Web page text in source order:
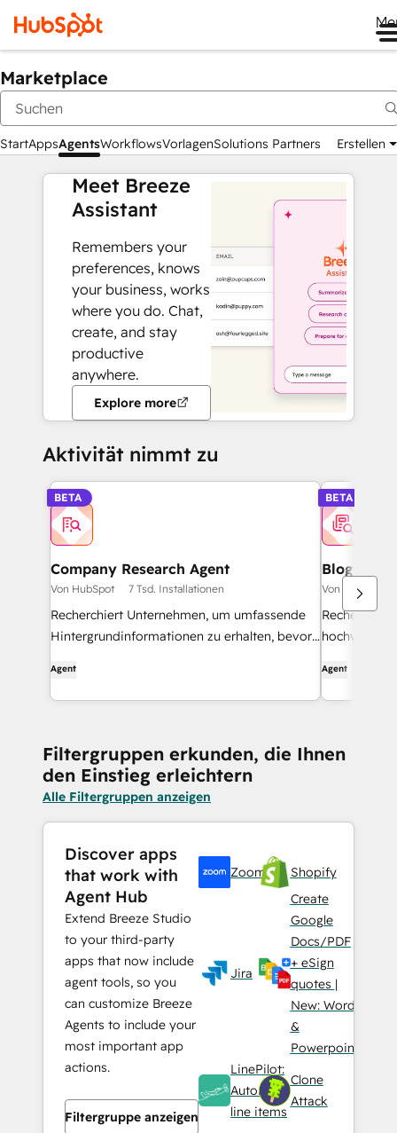
Marketplace
StartAppsAgentsWorkflowsVorlagenSolutions Partners Erstellen
Meet Breeze
Assistant
Remembers your
preferences, knows
your business, works
where you do. Chat,
create, and stay
productive
anywhere.
Explore more
Aktivität nimmt zu
BETA
Company Research Agent
Von HubSpot 7 Tsd. Installationen
Recherchiert Unternehmen, um umfassende
Hintergrundinformationen zu erhalten, bevor
Agent
BETA
Blog
Von HubSpot
Agent
Filtergruppen erkunden, die Ihnen
den Einstieg erleichtern
Alle Filtergruppen anzeigen
Discover apps
that work with
Agent Hub
Extend Breeze Studio
to your third-party
apps that now include
agent tools, so you
can customize Breeze
Agents to include your
most important app
actions.
Filtergruppe anzeigen
Zoom Shopify
Jira
Create
Google
Docs/PDF
+ eSign
quotes |
New: Word
&
Powerpoint
LinePilot:
Automate
line items
Clone
Attack